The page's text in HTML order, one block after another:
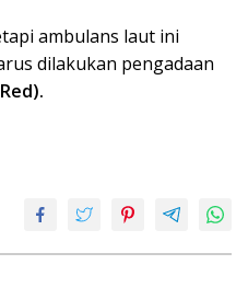
ambulans laut ini
dilakukan pengadaan